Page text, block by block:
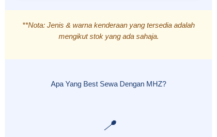
**Nota: Jenis & warna kenderaan yang tersedia adalah
mengikut stok yang ada sahaja.
Apa Yang Best Sewa Dengan MHZ?
📍